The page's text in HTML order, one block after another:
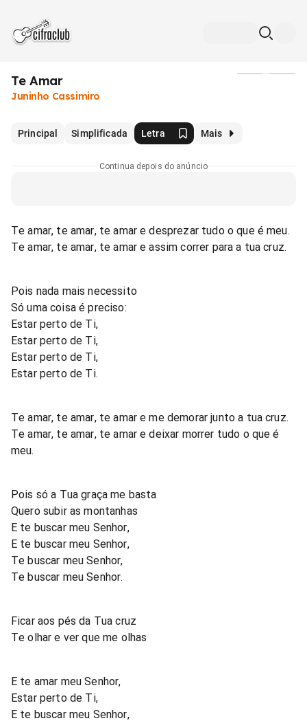
Te Amar
Juninho Cassimiro
Principal Simplificada Letra Mais
Continua depois do anúncio
Te amar, te amar, te amar e desprezar tudo o que é meu.
Te amar, te amar, te amar e assim correr para a tua cruz.
Pois nada mais necessito
Só uma coisa é preciso:
Estar perto de Ti,
Estar perto de Ti,
Estar perto de Ti,
Estar perto de Ti.
Te amar, te amar, te amar e me demorar junto a tua cruz.
Te amar, te amar, te amar e deixar morrer tudo o que é
meu.
Pois só a Tua graça me basta
Quero subir as montanhas
E te buscar meu Senhor,
E te buscar meu Senhor,
Te buscar meu Senhor,
Te buscar meu Senhor.
Ficar aos pés da Tua cruz
Te olhar e ver que me olhas
E te amar meu Senhor,
Estar perto de Ti,
E te buscar meu Senhor,